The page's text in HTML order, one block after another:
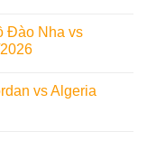
Đào Nha vs
vs Algeria